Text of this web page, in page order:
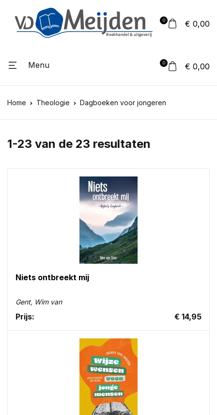
0 € 0,00
Menu 0 € 0,00
Home Theologie Dagboeken voor jongeren
1-23 van de 23 resultaten
Niets ontbreekt mij
Gent, Wim van
Prijs: € 14,95